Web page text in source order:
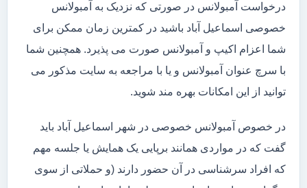
درخواست آمبولانس در صورتی که نزدیک به آمبولانس
خصوصی اسماعیل آباد باشید در کمترین زمان ممکن برای
شما اعزام اکیپ و آمبولانس صورت می پذیرد. همچنین شما
با سرچ عنوان آمبولانس و یا با مراجعه به سایت مذکور می
توانید از این امکانات بهره مند شوید.
در خصوص آمبولانس خصوصی در شهر اسماعیل آباد باید
گفت که در مواردی همانند برپایی یک همایش یا جلسه مهم
که افراد سرشناسی در آن حضور دارند (و حملاتی از سوی